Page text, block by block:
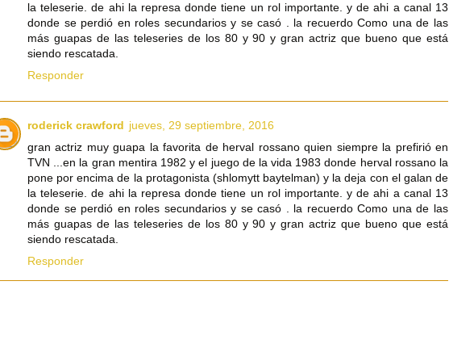
la teleserie. de ahi la represa donde tiene un rol importante. y de ahi a canal 13
donde se perdió en roles secundarios y se casó . la recuerdo Como una de las
más guapas de las teleseries de los 80 y 90 y gran actriz que bueno que está
siendo rescatada.
Responder
roderick crawford jueves, 29 septiembre, 2016
gran actriz muy guapa la favorita de herval rossano quien siempre la prefirió en
TVN ...en la gran mentira 1982 y el juego de la vida 1983 donde herval rossano la
pone por encima de la protagonista (shlomytt baytelman) y la deja con el galan de
la teleserie. de ahi la represa donde tiene un rol importante. y de ahi a canal 13
donde se perdió en roles secundarios y se casó . la recuerdo Como una de las
más guapas de las teleseries de los 80 y 90 y gran actriz que bueno que está
siendo rescatada.
Responder